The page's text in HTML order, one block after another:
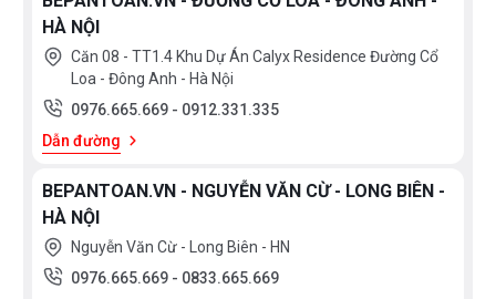
HÀ NỘI
Căn 08 - TT1.4 Khu Dự Án Calyx Residence Đường Cổ
Loa - Đông Anh - Hà Nội
0976.665.669 - 0912.331.335
Dẫn đường
BEPANTOAN.VN - NGUYỄN VĂN CỪ - LONG BIÊN -
HÀ NỘI
Nguyễn Văn Cừ - Long Biên - HN
0976.665.669 - 0833.665.669